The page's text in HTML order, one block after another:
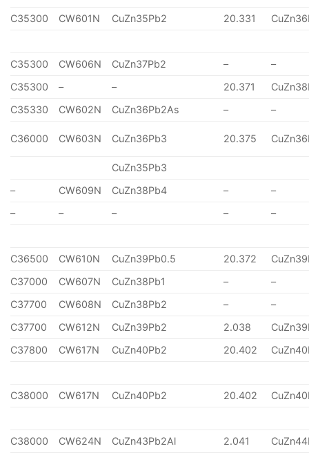
C35300 CW601N CuZn35Pb2 20.331
C35300 CW606N CuZn37Pb2 –
–
C35300
– – 20.371
C35330
CW602N CuZn36Pb2As – –
C36000 CW603N CuZn36Pb3 20.375
CuZn35Pb3
–
CW609N CuZn38Pb4 –
–
–
– – – –
C36500 CW610N CuZn39Pb0.5 20.372
C37000
CW607N CuZn38Pb1 –
–
C37700
CW608N CuZn38Pb2 –
–
C37700
CW612N CuZn39Pb2 2.038
C37800
CW617N CuZn40Pb2 20.402
C38000 CW617N CuZn40Pb2 20.402
C38000 CW624N CuZn43Pb2Al 2.041